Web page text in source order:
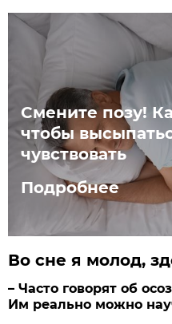
Смените позу!
чтобы
чувствовать
Подробнее
Во сне я молод,
– Часто говорят об
Им реально можно